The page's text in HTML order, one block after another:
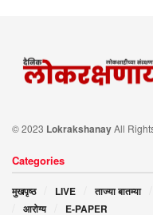
© 2023 LokrakshanayAll
Categories
मुखपृष्ठ LIVE ताज्या बातम्या
आरोग्य
E-PAPER